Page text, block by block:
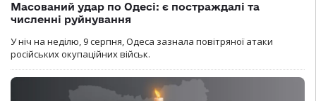
Масований удар по Одесі: є постраждалі та
численні руйнування
У ніч на неділю, 9 серпня, Одеса зазнала повітряної атаки
російських окупаційних військ.